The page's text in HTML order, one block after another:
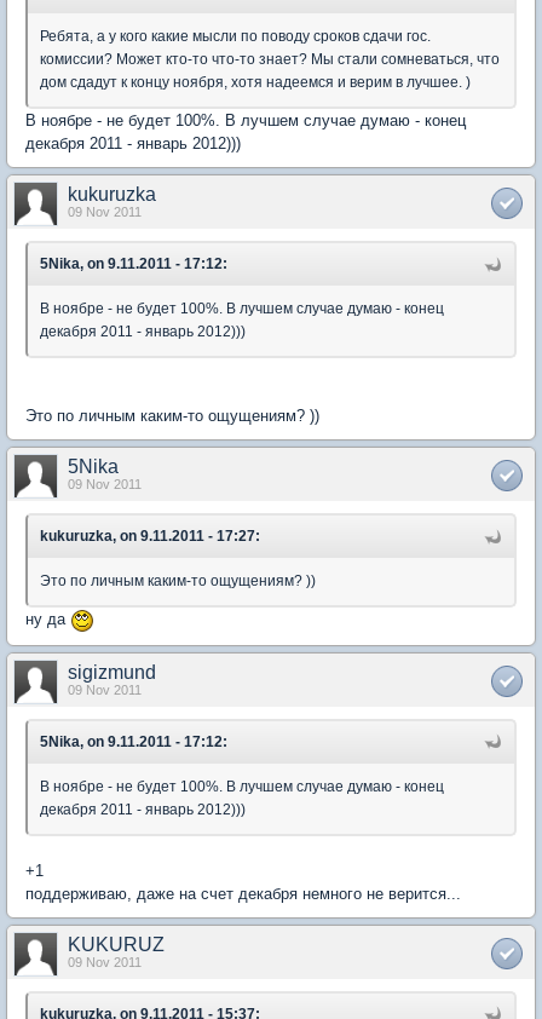
Ребята, а у кого какие мысли по поводу сроков сдачи гос.
комиссии? Может кто-то что-то знает? Мы стали сомневаться, что
дом сдадут к концу ноября, хотя надеемся и верим в лучшее. )
В ноябре - не будет 100%. В лучшем случае думаю - конец
декабря 2011 - январь 2012)))
kukuruzka
09 Nov 2011
5Nika, on 9.11.2011 - 17:12:
В ноябре - не будет 100%. В лучшем случае думаю - конец
декабря 2011 - январь 2012)))
Это по личным каким-то ощущениям? ))
5Nika
09 Nov 2011
kukuruzka, on 9.11.2011 - 17:27:
Это по личным каким-то ощущениям? ))
ну да
sigizmund
09 Nov 2011
5Nika, on 9.11.2011 - 17:12:
В ноябре - не будет 100%. В лучшем случае думаю - конец
декабря 2011 - январь 2012)))
+1
поддерживаю, даже на счет декабря немного не верится...
KUKURUZ
09 Nov 2011
kukuruzka, on 9.11.2011 - 15:37: